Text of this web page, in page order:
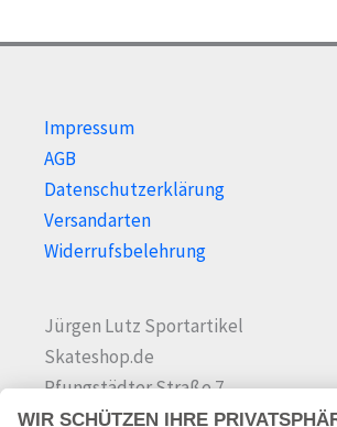
Impressum
AGB
Datenschutzerklärung
Versandarten
Widerrufsbelehrung
Jürgen Lutz Sportartikel
Skateshop.de
Pfungstädter Straße 7
64342 Seeheim-Jugenheim